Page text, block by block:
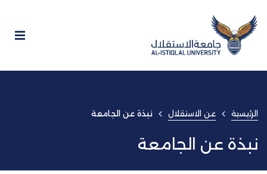
الرئيسية عن الاستقلال نبذة عن الجامعة
نبذة عن الجامعة